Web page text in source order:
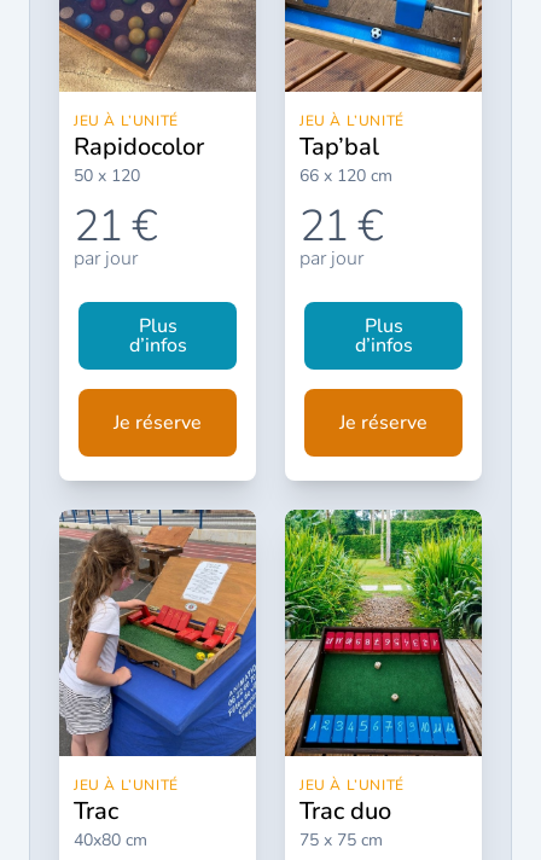
JEU À L’UNITÉ
rapidocolor
50 x 120
21 €
par jour
Plus
d’infos
Je réserve
JEU À L’UNITÉ
tap’bal
66 x 120 cm
21 €
par jour
Plus
d’infos
Je réserve
JEU À L’UNITÉ
trac
40x80 cm
JEU À L’UNITÉ
trac duo
75 x 75 cm